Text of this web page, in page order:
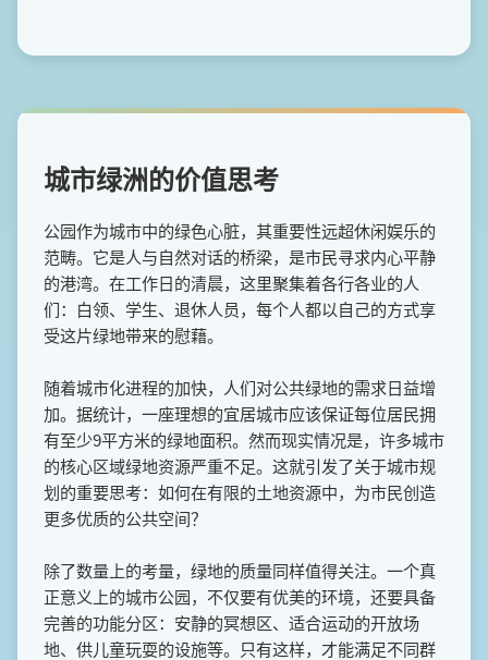
城市绿洲的价值思考
公园作为城市中的绿色心脏，其重要性远超休闲娱乐的
范畴。它是人与自然对话的桥梁，是市民寻求内心平静
的港湾。在工作日的清晨，这里聚集着各行各业的人
们：白领、学生、退休人员，每个人都以自己的方式享
受这片绿地带来的慰藉。
随着城市化进程的加快，人们对公共绿地的需求日益增
加。据统计，一座理想的宜居城市应该保证每位居民拥
有至少9平方米的绿地面积。然而现实情况是，许多城市
的核心区域绿地资源严重不足。这就引发了关于城市规
划的重要思考：如何在有限的土地资源中，为市民创造
更多优质的公共空间？
除了数量上的考量，绿地的质量同样值得关注。一个真
正意义上的城市公园，不仅要有优美的环境，还要具备
完善的功能分区：安静的冥想区、适合运动的开放场
地、供儿童玩耍的设施等。只有这样，才能满足不同群